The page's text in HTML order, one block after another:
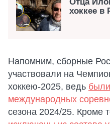
хоккее в
Напомним, сборные
участвовали на
хоккею-2025, ведь
международных
сезона 2024/25. Кроме